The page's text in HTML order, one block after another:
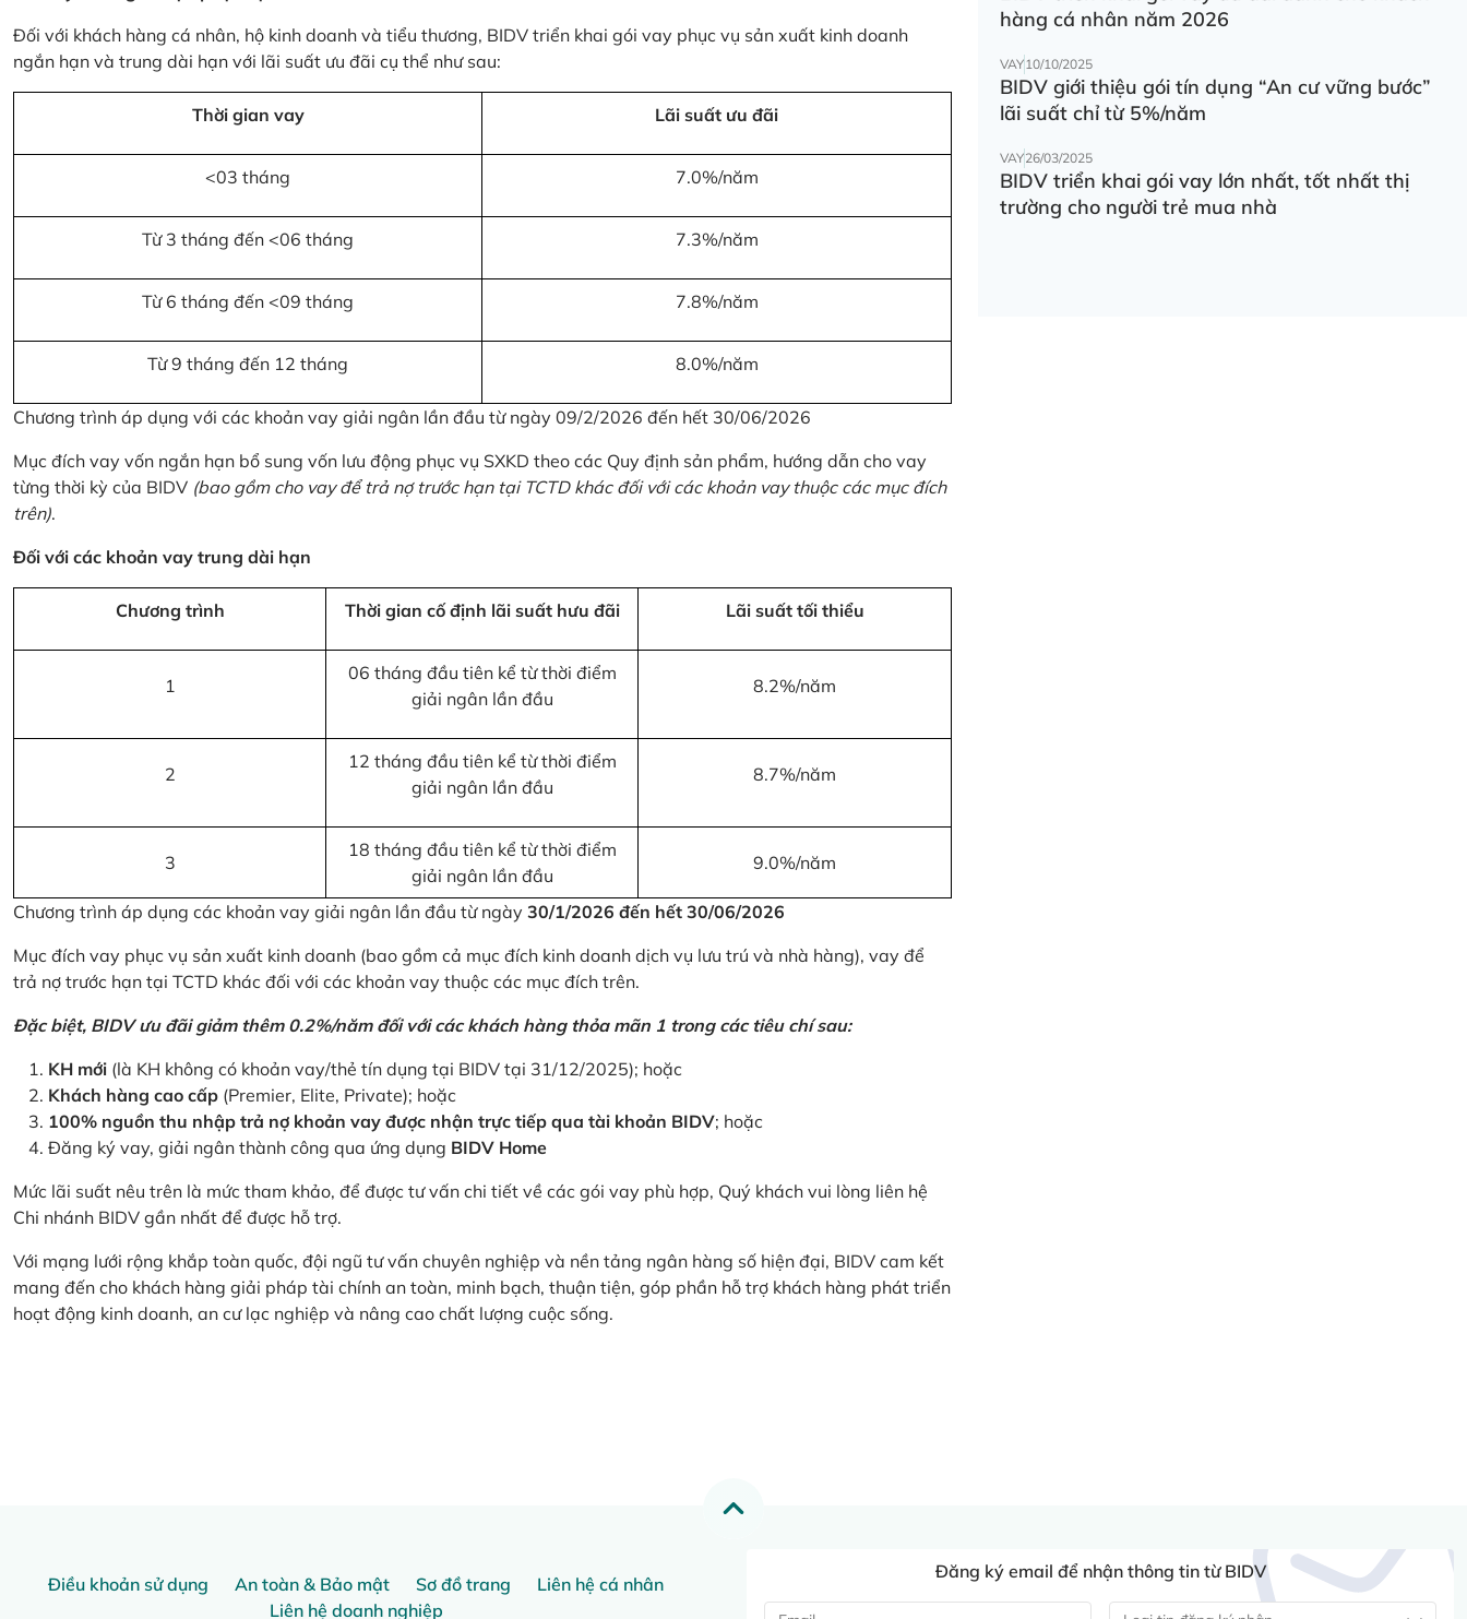
Đối với khách hàng cá nhân, hộ kinh doanh và tiểu thương, BIDV triển khai gói vay phục vụ sản xuất kinh doanh
ngắn hạn và trung dài hạn với lãi suất ưu đãi cụ thể như sau:
Thời gian vay Lãi suất ưu đãi
<03 tháng 7.0%/năm
Từ 3 tháng đến <06 tháng 7.3%/năm
Từ 6 tháng đến <09 tháng 7.8%/năm
Từ 9 tháng đến 12 tháng 8.0%/năm
Chương trình áp dụng với các khoản vay giải ngân lần đầu từ ngày 09/2/2026 đến hết 30/06/2026
Mục đích vay vốn ngắn hạn bổ sung vốn lưu động phục vụ SXKD theo các Quy định sản phẩm, hướng dẫn cho vay
từng thời kỳ của BIDV (bao gồm cho vay để trả nợ trước hạn tại TCTD khác đối với các khoản vay thuộc các mục đích
trên).
Đối với các khoản vay trung dài hạn
Chương trình Thời gian cố định lãi suất hưu đãi Lãi suất tối thiểu
1
06 tháng đầu tiên kể từ thời điểm
giải ngân lần đầu
8.2%/năm
2
12 tháng đầu tiên kể từ thời điểm
giải ngân lần đầu
8.7%/năm
3
18 tháng đầu tiên kể từ thời điểm
giải ngân lần đầu
9.0%/năm
Chương trình áp dụng các khoản vay giải ngân lần đầu từ ngày 30/1/2026 đến hết 30/06/2026
Mục đích vay phục vụ sản xuất kinh doanh (bao gồm cả mục đích kinh doanh dịch vụ lưu trú và nhà hàng), vay để
trả nợ trước hạn tại TCTD khác đối với các khoản vay thuộc các mục đích trên.
Đặc biệt, BIDV ưu đãi giảm thêm 0.2%/năm đối với các khách hàng thỏa mãn 1 trong các tiêu chí sau:
KH mới (là KH không có khoản vay/thẻ tín dụng tại BIDV tại 31/12/2025); hoặc
Khách hàng cao cấp (Premier, Elite, Private); hoặc
100% nguồn thu nhập trả nợ khoản vay được nhận trực tiếp qua tài khoản BIDV; hoặc
Đăng ký vay, giải ngân thành công qua ứng dụng BIDV Home
Mức lãi suất nêu trên là mức tham khảo, để được tư vấn chi tiết về các gói vay phù hợp, Quý khách vui lòng liên hệ
Chi nhánh BIDV gần nhất để được hỗ trợ.
Với mạng lưới rộng khắp toàn quốc, đội ngũ tư vấn chuyên nghiệp và nền tảng ngân hàng số hiện đại, BIDV cam kết
mang đến cho khách hàng giải pháp tài chính an toàn, minh bạch, thuận tiện, góp phần hỗ trợ khách hàng phát triển
hoạt động kinh doanh, an cư lạc nghiệp và nâng cao chất lượng cuộc sống.
hàng cá nhân năm 2026
VAY10/10/2025
BIDV giới thiệu gói tín dụng “An cư vững bước”
lãi suất chỉ từ 5%/năm
VAY26/03/2025
BIDV triển khai gói vay lớn nhất, tốt nhất thị
trường cho người trẻ mua nhà
Điều khoản sử dụng An toàn & Bảo mật Sơ đồ trang
Liên hệ cá nhân
Liên hệ doanh nghiệp
Đăng ký email để nhận thông tin từ BIDV